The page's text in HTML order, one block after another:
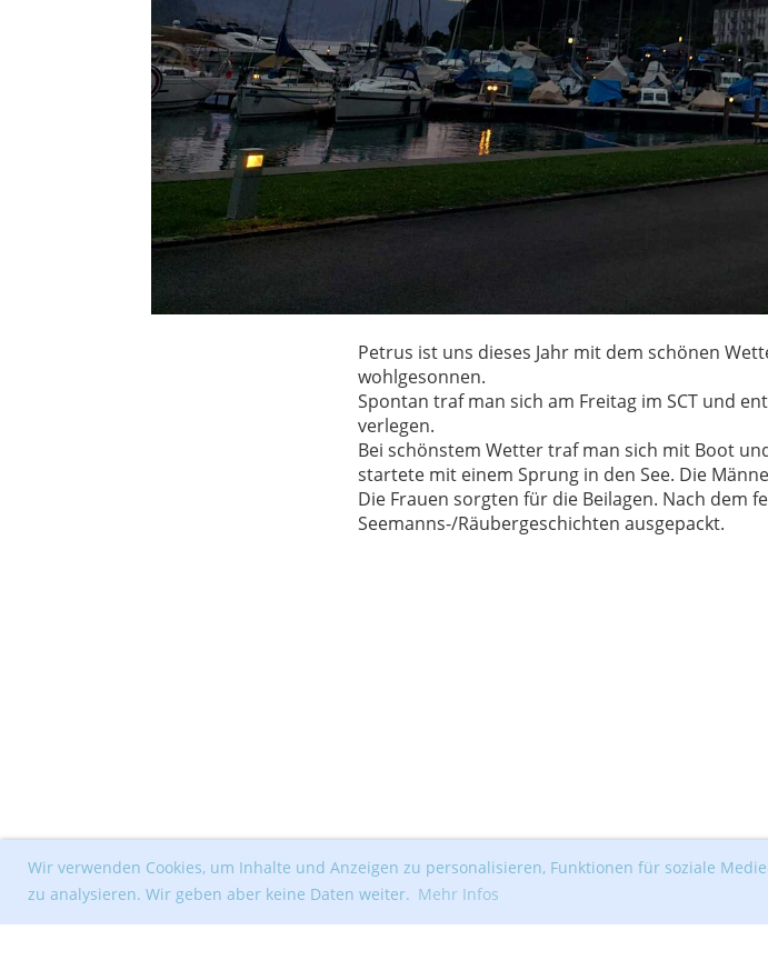
Wir verwenden Cookies, um Inhalte und Anzeigen zu personalisieren, Funktionen für soziale
zu analysieren. Wir geben aber keine Daten weiter. Mehr Infos
Petrus ist uns dieses Jahr mit dem schönen
wohlgesonnen.
Spontan traf man sich am Freitag im SCT und
verlegen.
Bei schönstem Wetter traf man sich mit Boot
startete mit einem Sprung in den See. Die
Die Frauen sorgten für die Beilagen. Nach dem
Seemanns-/Räubergeschichten ausgepackt.